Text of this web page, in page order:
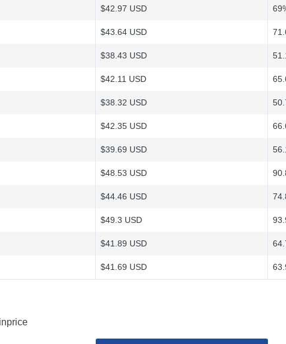
$42.97 USD
$43.64 USD
$38.43 USD
$42.11 USD
$38.32 USD
$42.35 USD
$39.69 USD
$48.53 USD
$44.46 USD
$49.3 USD
$41.89 USD
$41.69 USD